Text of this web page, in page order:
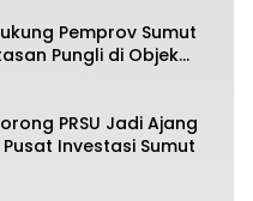
Pemprov Sumut
Pungli di Objek
PRSU Jadi Ajang
Investasi Sumut